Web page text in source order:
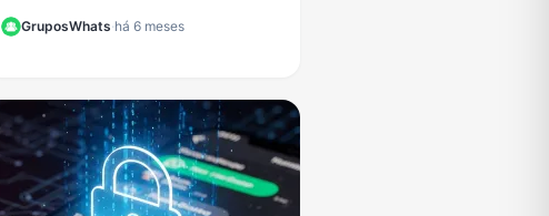
seus dados e evitar prejuízos
GruposWhats·há 6 meses